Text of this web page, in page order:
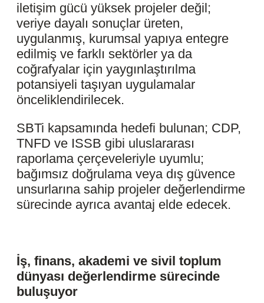
iletişim gücü yüksek projeler değil;
veriye dayalı sonuçlar üreten,
uygulanmış, kurumsal yapıya entegre
edilmiş ve farklı sektörler ya da
coğrafyalar için yaygınlaştırılma
potansiyeli taşıyan uygulamalar
önceliklendirilecek.
SBTi kapsamında hedefi bulunan; CDP,
TNFD ve ISSB gibi uluslararası
raporlama çerçeveleriyle uyumlu;
bağımsız doğrulama veya dış güvence
unsurlarına sahip projeler değerlendirme
sürecinde ayrıca avantaj elde edecek.
İş, finans, akademi ve sivil toplum
dünyası değerlendirme sürecinde
buluşuyor